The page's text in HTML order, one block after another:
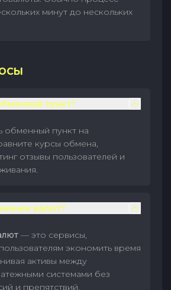
минут до нескольких
пункт?
обменный пункт на
курсы обмена,
отзывы пользователей и
валют?
— это сервисы,
экономить время
активы между
системами без
и препятствий.